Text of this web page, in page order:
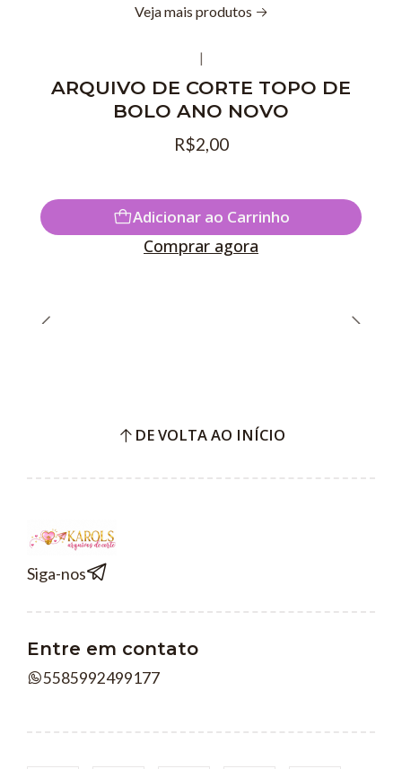
Veja mais produtos
|
ARQUIVO DE CORTE TOPO DE
BOLO ANO NOVO
R$2,00
Adicionar ao Carrinho
Comprar agora
DE VOLTA AO INÍCIO
Siga-nos
Entre em contato
5585992499177